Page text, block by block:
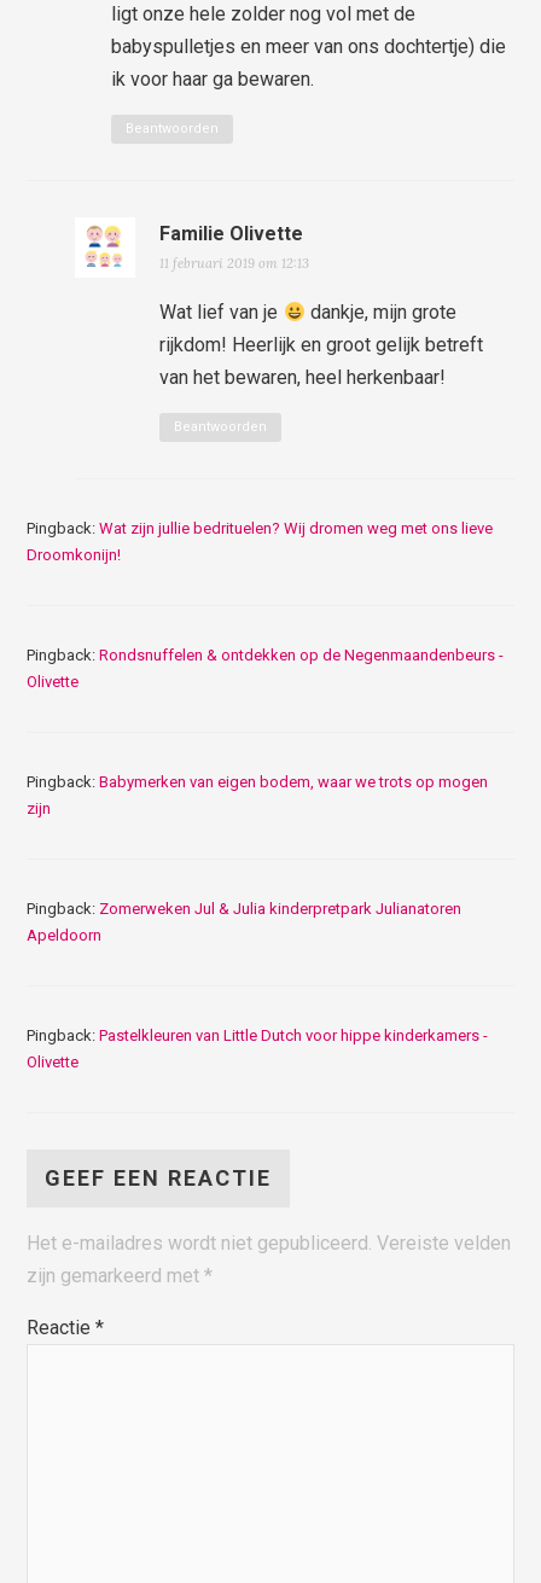
ligt onze hele zolder nog vol met de
babyspulletjes en meer van ons dochtertje) die
ik voor haar ga bewaren.
Beantwoorden
Familie Olivette
11 februari 2019 om 12:13
Wat lief van je
dankje, mijn grote
rijkdom! Heerlijk en groot gelijk betreft
van het bewaren, heel herkenbaar!
Beantwoorden
Pingback:Wat zijn jullie bedrituelen? Wij dromen weg met ons lieve
Droomkonijn!
Pingback:Rondsnuffelen & ontdekken op de Negenmaandenbeurs -
Olivette
Pingback:Babymerken van eigen bodem, waar we trots op mogen
zijn
Pingback: Zomerweken Jul & Julia kinderpretpark Julianatoren
Apeldoorn
Pingback:Pastelkleuren van Little Dutch voor hippe kinderkamers -
Olivette
GEEF EEN REACTIE
Het e-mailadres wordt niet gepubliceerd. Vereiste velden
zijn gemarkeerd met*
Reactie*